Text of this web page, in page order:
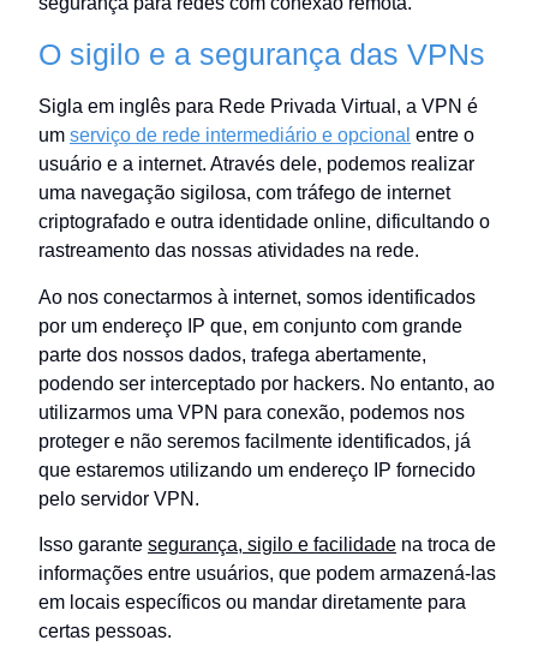
O sigilo e a segurança das VPNs
Sigla em inglês para Rede Privada Virtual, a VPN é
um serviço de rede intermediário e opcional entre o
usuário e a internet. Através dele, podemos realizar
uma navegação sigilosa, com tráfego de internet
criptografado e outra identidade online, dificultando o
rastreamento das nossas atividades na rede.
Ao nos conectarmos à internet, somos identificados
por um endereço IP que, em conjunto com grande
parte dos nossos dados, trafega abertamente,
podendo ser interceptado por hackers. No entanto, ao
utilizarmos uma VPN para conexão, podemos nos
proteger e não seremos facilmente identificados, já
que estaremos utilizando um endereço IP fornecido
pelo servidor VPN.
Isso garante segurança, sigilo e facilidade na troca de
informações entre usuários, que podem armazená-las
em locais específicos ou mandar diretamente para
certas pessoas.